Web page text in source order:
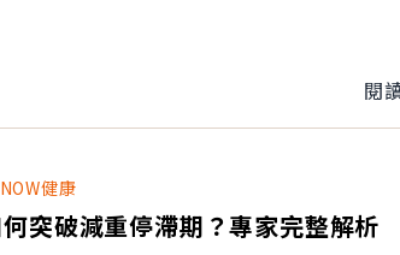
閱
NOW健康
突破減重停滯期？專家完整解析